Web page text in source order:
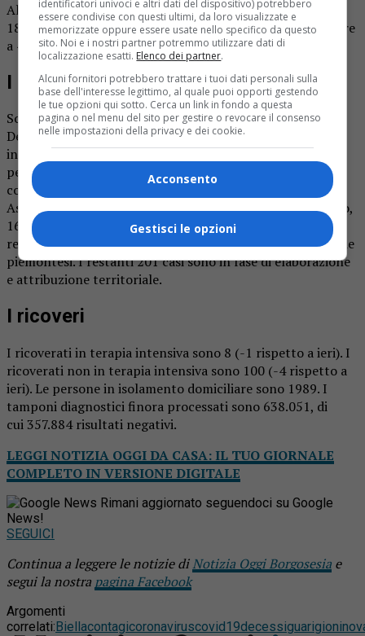
Alessandria, 256 Asti, 208 Biella, 399 Cuneo, 374 Novara,
1838 Torino, 224 Vercelli, 133 Verbano-Cusio-Ossola, oltre
a 40 residenti fuori regione, ma deceduti in Piemonte.
I contagi
Sono 33.753 (+ 82 rispetto a ieri, di cui 59 asintomatici.
Degli 82 casi, 28 screening, 39 contatti di caso, 15 con
indagine in corso. I casi importati sono 14 su 82. ) i casi di
persone finora risultate positive al Covid-19 in Piemonte,
così suddivisi su base provinciale: 4255 Alessandria, 1935
Asti, 1096 Biella, 3244 Cuneo, 3125 Novara, 16.798 Torino,
1609 Vercelli, 1201 Verbano-Cusio-Ossola, oltre a 289
residenti fuori regione, ma in carico alle strutture sanitarie
piemontesi. I restanti 201 casi sono in fase di elaborazione
e attribuzione territoriale.
I ricoveri
I ricoverati in terapia intensiva sono 8 (-1 rispetto a ieri). I
ricoverati non in terapia intensiva sono 100 (-4 rispetto a
ieri). Le persone in isolamento domiciliare sono 1989. I
tamponi diagnostici finora processati sono 638.051, di
cui 357.884 risultati negativi.
LEGGI NOTIZIA OGGI DA CASA: IL TUO GIORNALE
COMPLETO IN VERSIONE DIGITALE
Rimani aggiornato seguendoci su Google
News!
SEGUICI
Continua a leggere le notizie diNotizia Oggi Borgosesia e
segui la nostra pagina Facebook
Argomenti
correlati: Biellacontagicoronaviruscovid19decessiguarigioni
identificatori univoci e altri dati del dispositivo) potrebbero
essere condivise con questi ultimi, da loro visualizzate e
memorizzate oppure essere usate nello specifico da questo
sito. Noi e i nostri partner potremmo utilizzare dati di
localizzazione esatti. Elenco dei partner.
Alcuni fornitori potrebbero trattare i tuoi dati personali sulla
base dell'interesse legittimo, al quale puoi opporti gestendo
le tue opzioni qui sotto. Cerca un link in fondo a questa
pagina o nel menu del sito per gestire o revocare il consenso
nelle impostazioni della privacy e dei cookie.
Acconsento
Gestisci le opzioni